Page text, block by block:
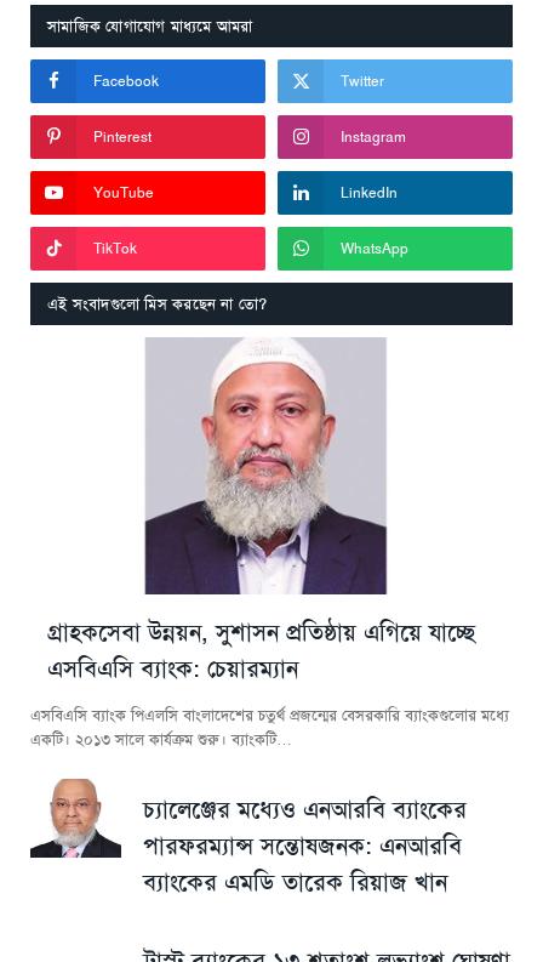
সামাজিক যোগাযোগ মাধ্যমে আমরা
Facebook Twitter
Pinterest Instagram
YouTube LinkedIn
TikTok WhatsApp
এই সংবাদগুলো মিস করছেন না তো?
গ্রাহকসেবা উন্নয়ন, সুশাসন প্রতিষ্ঠায় এগিয়ে যাচ্ছে
এসবিএসি ব্যাংক: চেয়ারম্যান
এসবিএসি ব্যাংক পিএলসি বাংলাদেশের চতুর্থ প্রজন্মের বেসরকারি ব্যাংকগুলোর মধ্যে
একটি। ২০১৩ সালে কার্যক্রম শুরু। ব্যাংকটি…
চ্যালেঞ্জের মধ্যেও এনআরবি ব্যাংকের
পারফরম্যান্স সন্তোষজনক: এনআরবি
ব্যাংকের এমডি তারেক রিয়াজ খান